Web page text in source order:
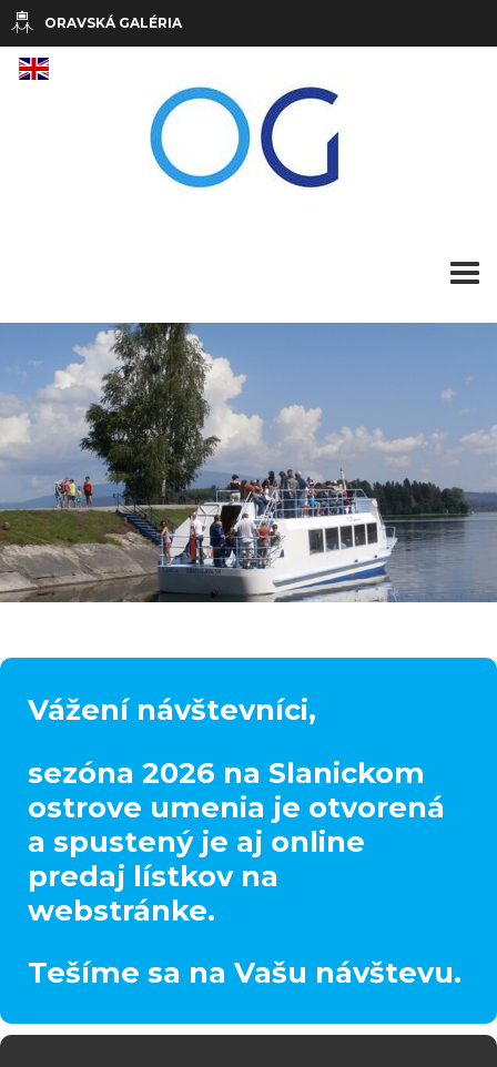
ORAVSKÁ GALÉRIA
Vážení návštevníci,
sezóna 2026 na Slanickom
ostrove umenia je otvorená
a spustený je aj online
predaj lístkov na
webstránke.
Tešíme sa na Vašu návštevu.